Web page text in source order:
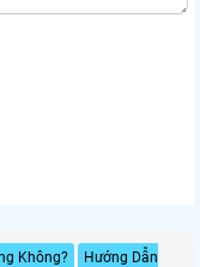
Không?
Hướng Dẫn